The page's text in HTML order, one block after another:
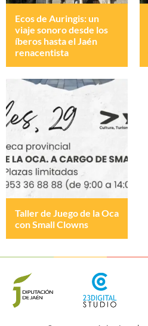
Ecos de Auringis: un
viaje sonoro desde los
íberos hasta el Jaén
renacentista
Taller de Juego de la Oca
con Small Clowns